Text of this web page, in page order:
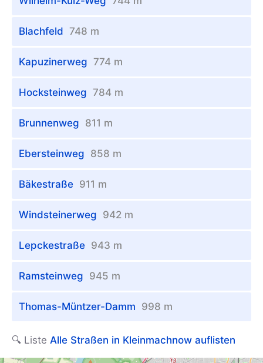
Blachfeld 748 m
Kapuzinerweg 774 m
Hocksteinweg 784 m
Brunnenweg 811 m
Ebersteinweg 858 m
Bäkestraße 911 m
Windsteinerweg 942 m
Lepckestraße 943 m
Ramsteinweg 945 m
Thomas-Müntzer-Damm 998 m
🔍 Liste Alle Straßen in Kleinmachnow auflisten